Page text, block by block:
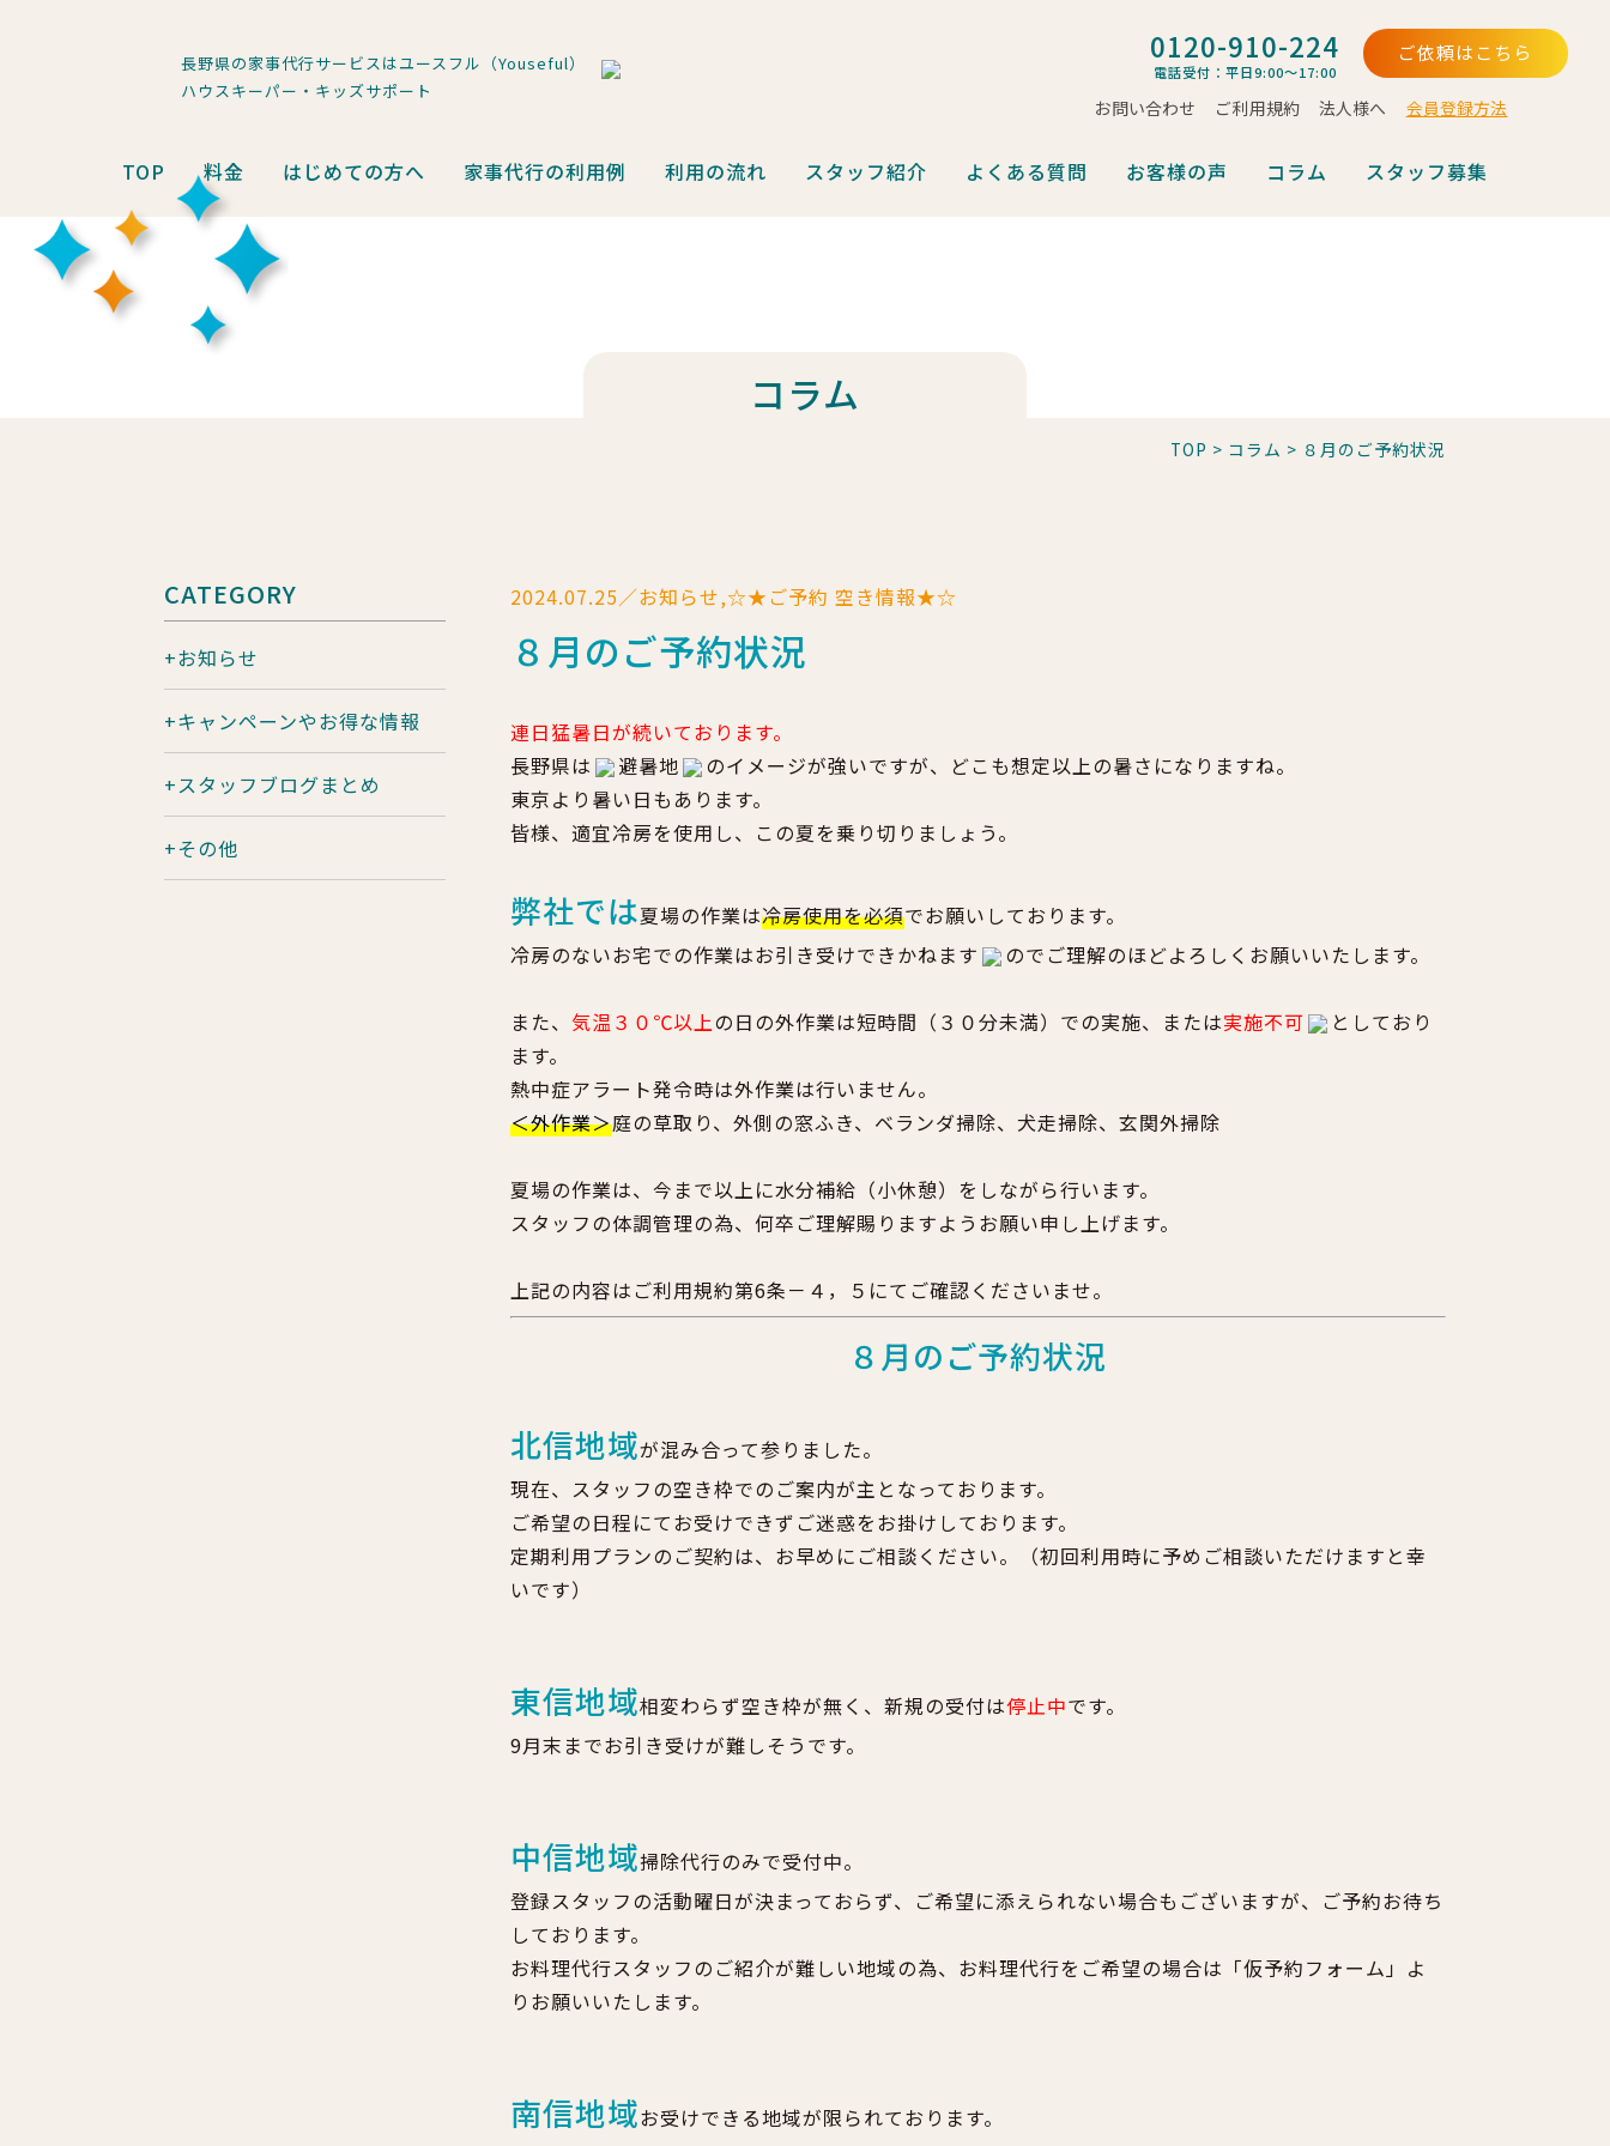
長野県の家事代行サービスはユースフル（Youseful）
ハウスキーパー・キッズサポート
0120-910-224
電話受付：平日9:00～17:00
ご依頼はこちら
お問い合わせ ご利用規約 法人様へ 会員登録方法
TOP 料金 はじめての方へ 家事代行の利用例 利用の流れ スタッフ紹介 よくある質問 お客様の声 コラム スタッフ募集
コラム
TOP > コラム > ８月のご予約状況
2024.07.25／お知らせ,☆★ご予約 空き情報★☆
８月のご予約状況
連日猛暑日が続いております。
長野県は
避暑地
のイメージが強いですが、どこも想定以上の暑さになりますね。
東京より暑い日もあります。
皆様、適宜冷房を使用し、この夏を乗り切りましょう。
弊社では夏場の作業は冷房使用を必須でお願いしております。
冷房のないお宅での作業はお引き受けできかねます
のでご理解のほどよろしくお願いいたします。
また、 気温３０℃以上の日の外作業は短時間（３０分未満）での実施、または実施不可
としており
ます。
熱中症アラート発令時は外作業は行いません。
＜外作業＞庭の草取り、外側の窓ふき、ベランダ掃除、犬走掃除、玄関外掃除
夏場の作業は、今まで以上に水分補給（小休憩）をしながら行います。
スタッフの体調管理の為、何卒ご理解賜りますようお願い申し上げます。
上記の内容はご利用規約第6条－４，５にてご確認くださいませ。
８月のご予約状況
北信地域が混み合って参りました。
現在、スタッフの空き枠でのご案内が主となっております。
ご希望の日程にてお受けできずご迷惑をお掛けしております。
定期利用プランのご契約は、お早めにご相談ください。（初回利用時に予めご相談いただけますと幸
いです）
東信地域相変わらず空き枠が無く、新規の受付は停止中です。
9月末までお引き受けが難しそうです。
中信地域掃除代行のみで受付中。
登録スタッフの活動曜日が決まっておらず、ご希望に添えられない場合もございますが、ご予約お待ち
しております。
お料理代行スタッフのご紹介が難しい地域の為、お料理代行をご希望の場合は「仮予約フォーム」よ
りお願いいたします。
南信地域お受けできる地域が限られております。
CATEGORY
お知らせ
キャンペーンやお得な情報
スタッフブログまとめ
その他